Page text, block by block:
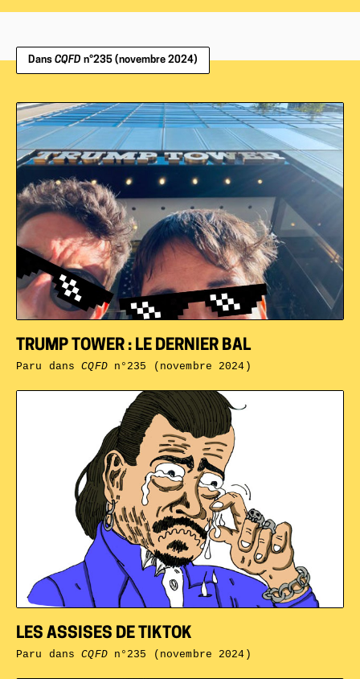
Dans CQFD n°235 (novembre 2024)
LES ASSISES DE TIKTOK
Paru dansCQFDn°235 (novembre 2024)
TRUMP TOWER : LE DERNIER BAL
Paru dansCQFDn°235 (novembre 2024)